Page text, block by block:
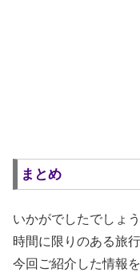
まとめ
いかがでしたでしょ
時間に限りのある旅
今回ご紹介した情報